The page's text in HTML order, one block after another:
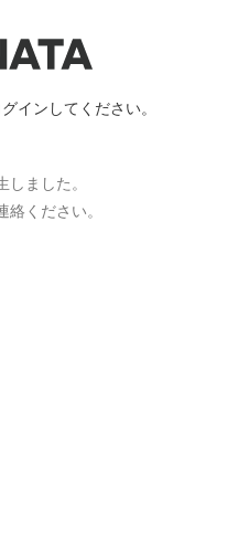
インしてください。
しました。
絡ください。